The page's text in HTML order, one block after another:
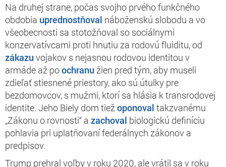
Na druhej strane, počas svojho prvého funkčného
obdobia uprednostňoval náboženskú slobodu a vo
všeobecnosti sa stotožňoval so sociálnymi
konzervatívcami proti hnutiu za rodovú fluiditu, od
zákazu vojakov s nejasnou rodovou identitou v
armáde až poochranu žien pred tým, aby museli
zdieľať stiesnené priestory, ako sú útulky pre
bezdomovcov, s mužmi, ktorí sa hlásia k transrodovej
identite. Jeho Biely dom tiežoponoval takzvanému
„Zákonu o rovnosti“ a zachoval biologickú definíciu
pohlavia pri uplatňovaní federálnych zákonov a
predpisov.
Trump prehral voľby v roku 2020, ale vrátil sa v roku